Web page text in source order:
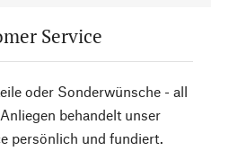
Service
oder Sonderwünsche - all
behandelt unser
persönlich und fundiert.